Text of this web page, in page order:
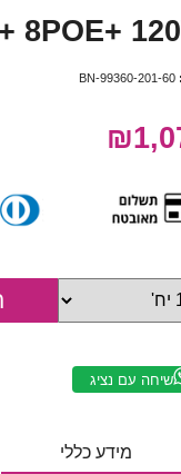
8POE+
BN-99360-201-60
שיחה עם נציג
מידע כללי